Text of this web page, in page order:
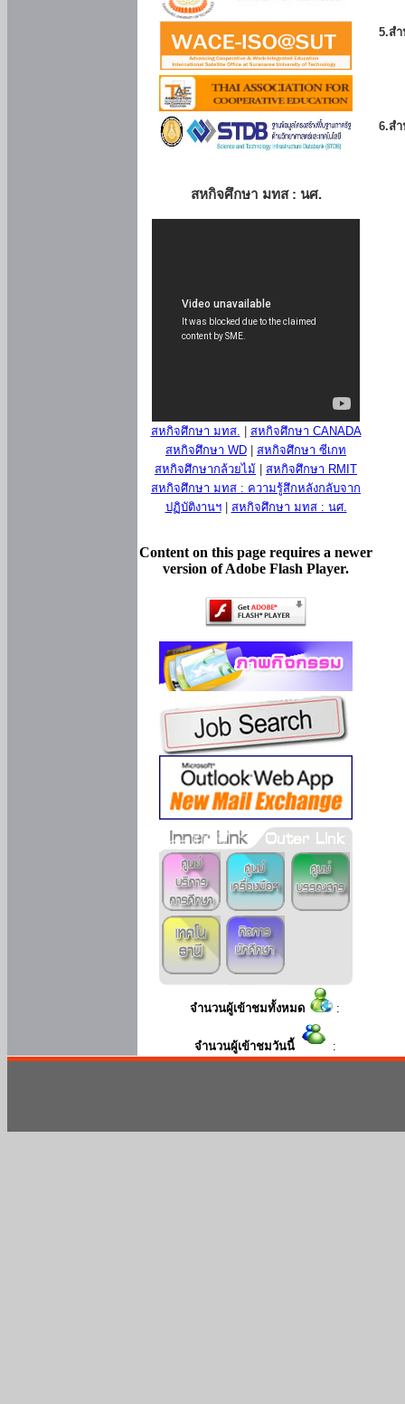
สหกิจศึกษา มทส : นศ.
สหกิจศึกษา มทส.
สหกิจศึกษา CANADA
สหกิจศึกษา WD
สหกิจศึกษา ซีเกท
สหกิจศึกษากล้วยไม้
สหกิจศึกษา RMIT
สหกิจศึกษา มทส : ความรู้สึกหลังกลับจาก
ปฏิบัติงานฯ| สหกิจศึกษา มทส : นศ.
Content on this page requires a newer
version of Adobe Flash Player.
จำนวนผู้เข้าชมทั้งหมด :
จำนวนผู้เข้าชมวันนี้ :
5.ส
6.ส